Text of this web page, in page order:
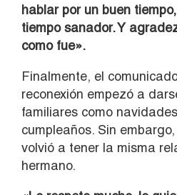
hablar por un buen
tiempo sanador. Y
como fue».
Finalmente, el
reconexión empezó a
familiares como
cumpleaños. Sin
volvió a tener la misma
hermano.